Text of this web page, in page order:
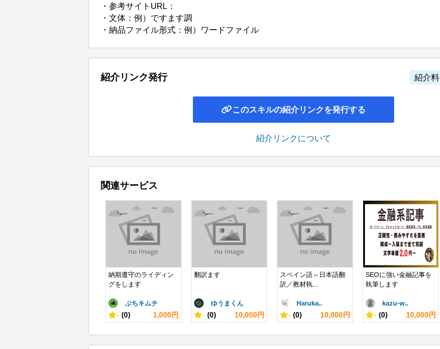
・参考サイトURL：
・文体：例）ですます調
・納品ファイル形式：例）ワードファイル
紹介リンク発行 紹介料
このスキルの紹介リンクを発行する
紹介リンクについて
関連サービス
納期遵守のライディン
グをします
ぶちキムチ
- (0) 1,000円
翻訳ます
ゆうまくん
- (0) 10,000円
スペイン語⇔日本語翻
訳／教材執...
Haruka..
- (0) 10,000円
SEOに強い金融記事を
執筆します
kazu-w..
- (0) 10,000円